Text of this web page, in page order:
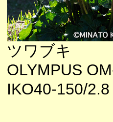
ツワブキ
OLYMPUS
IKO40-150/